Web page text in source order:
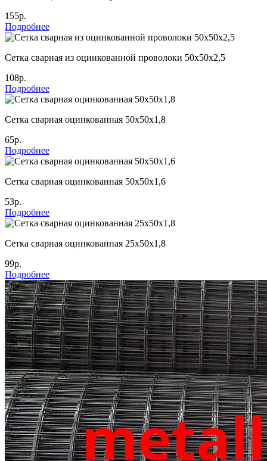
155р.
Подробнее
Сетка сварная из оцинкованной проволоки 50х50х2,5
108р.
Подробнее
Сетка сварная оцинкованная 50х50х1,8
65р.
Подробнее
Сетка сварная оцинкованная 50х50х1,6
53р.
Подробнее
Сетка сварная оцинкованная 25х50х1,8
99р.
Подробнее